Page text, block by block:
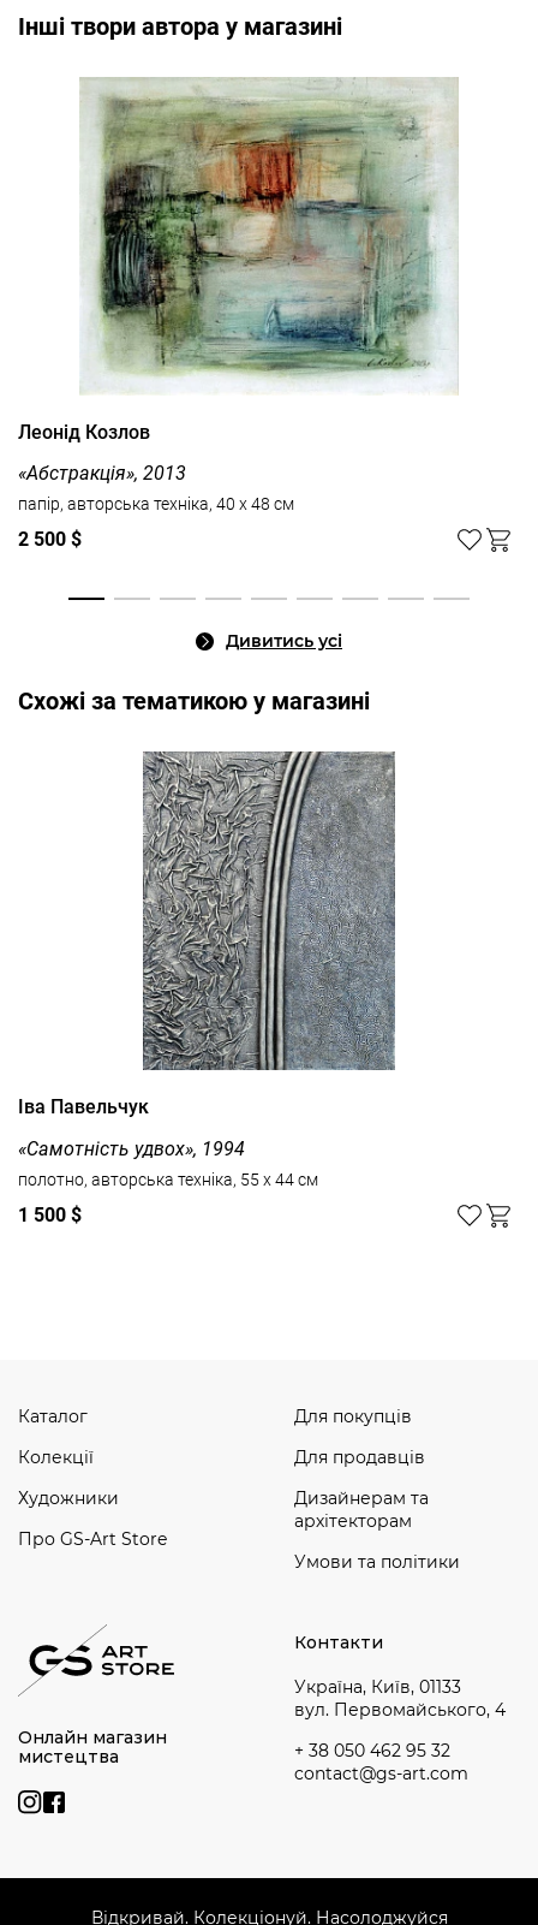
Інші твори автора у магазині
Леонід Козлов
«Абстракція», 2013
папір, авторська техніка, 40 x 48 см
2 500 $
Дивитись усі
Cхожі за тематикою у магазині
Іва Павельчук
«Самотність удвох», 1994
полотно, авторська техніка, 55 x 44 см
1 500 $
Онлайн магазин
мистецтва
Контакти
Україна, Київ, 01133
вул. Первомайського, 4
+ 38 050 462 95 32
contact@gs-art.com
Каталог
Колекції
Художники
Про GS-Art Store
Для покупців
Для продавців
Дизайнерам та
архітекторам
Умови та політики
Відкривай. Колекціонуй. Насолоджуйся